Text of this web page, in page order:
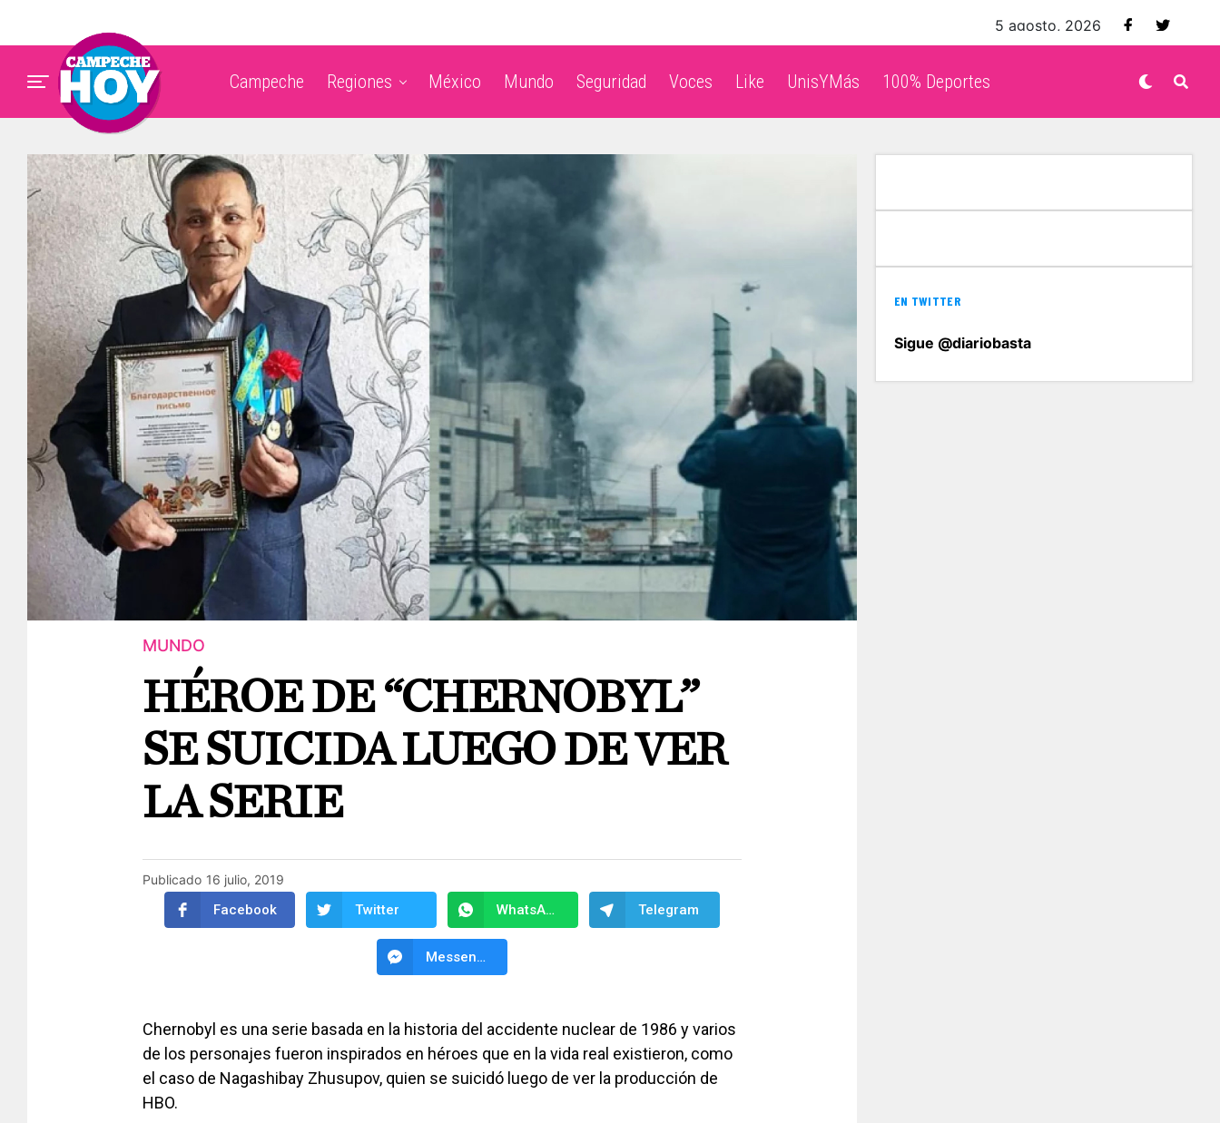
5 agosto, 2026
Campeche Regiones México Mundo Seguridad Voces Like UnisYMás 100% Deportes
MUNDO
HÉROE DE “CHERNOBYL”
SE SUICIDA LUEGO DE VER
LA SERIE
Publicado 16 julio, 2019
Facebook Twitter WhatsApp Telegram
Messenger
Chernobyl es una serie basada en la historia del accidente nuclear de 1986 y varios
de los personajes fueron inspirados en héroes que en la vida real existieron, como
el caso de Nagashibay Zhusupov, quien se suicidó luego de ver la producción de
HBO.
EN TWITTER
Sigue @diariobasta